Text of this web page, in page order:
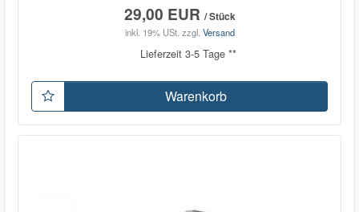
29,00 EUR / Stück
inkl. 19% USt. zzgl. Versand
Lieferzeit 3-5 Tage **
Warenkorb